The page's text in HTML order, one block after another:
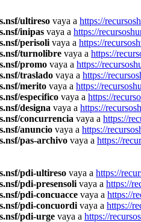
ultireso vaya a https://
inipas vaya a https://
perisoli vaya a https://
turnolibre vaya a https://
promo vaya a https://
traslado vaya a https://
merito vaya a https://
especifico vaya a https://
designa vaya a https://
concurrencia vaya a https://
anuncio vaya a https://
pas-archivo vaya a https://
pdi-ultireso vaya a https://
pdi-presensoli vaya a https://
pdi-concuacce vaya a https://
pdi-concuordi vaya a https://
pdi-urge vaya a https://